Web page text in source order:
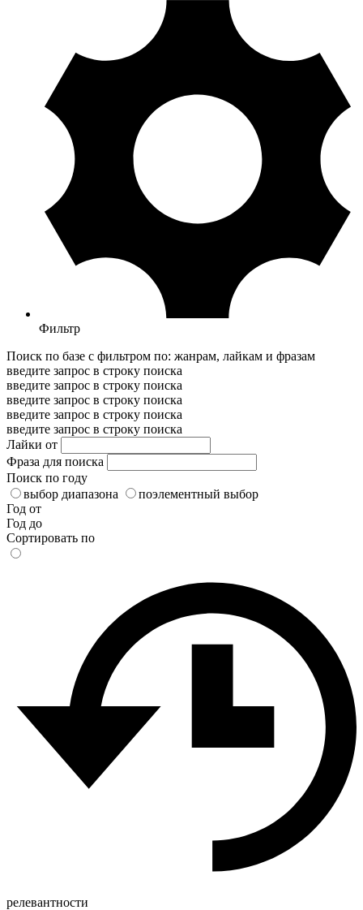
Фильтр
Поиск по базе с фильтром по: жанрам, лайкам и фразам
введите запрос в строку поиска
введите запрос в строку поиска
введите запрос в строку поиска
введите запрос в строку поиска
введите запрос в строку поиска
Лайки от
Фраза для поиска
Поиск по году
выбор диапазона
поэлементный выбор
Год от
Год до
Сортировать по
релевантности